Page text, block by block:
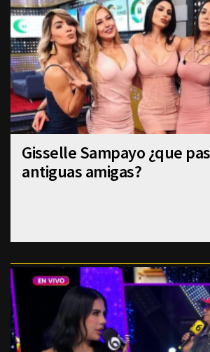
Gisselle Sampayo ¿que
antiguas amigas?